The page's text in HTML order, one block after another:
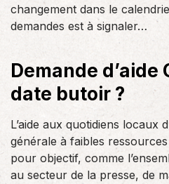
changement dans le
demandes est à signaler…
Demande d’aide
date butoir ?
L’aide aux quotidiens locaux
générale à faibles
pour objectif, comme
au secteur de la presse, de